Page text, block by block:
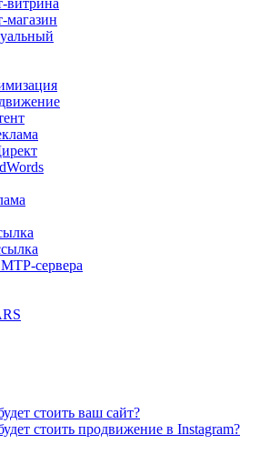
витрина
магазин
сервера
стоить ваш сайт?
стоить продвижение в Instagram?